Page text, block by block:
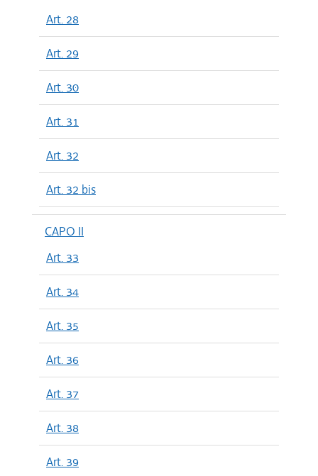
Art. 28
Art. 29
Art. 30
Art. 31
Art. 32
Art. 32 bis
CAPO II
Art. 33
Art. 34
Art. 35
Art. 36
Art. 37
Art. 38
Art. 39